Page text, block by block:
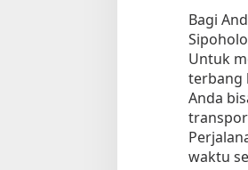
Bagi
Untuk
terbang
Anda
waktu